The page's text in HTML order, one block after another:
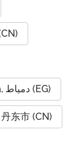
Damietta, دمياط (EG)
东市 (CN)